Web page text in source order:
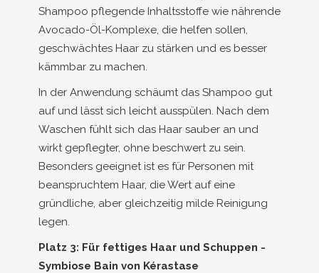
Shampoo pflegende Inhaltsstoffe wie nährende
Avocado-Öl-Komplexe, die helfen sollen,
geschwächtes Haar zu stärken und es besser
kämmbar zu machen.
In der Anwendung schäumt das Shampoo gut
auf und lässt sich leicht ausspülen. Nach dem
Waschen fühlt sich das Haar sauber an und
wirkt gepflegter, ohne beschwert zu sein.
Besonders geeignet ist es für Personen mit
beanspruchtem Haar, die Wert auf eine
gründliche, aber gleichzeitig milde Reinigung
legen.
Platz 3: Für fettiges Haar und Schuppen -
Symbiose Bain von Kérastase